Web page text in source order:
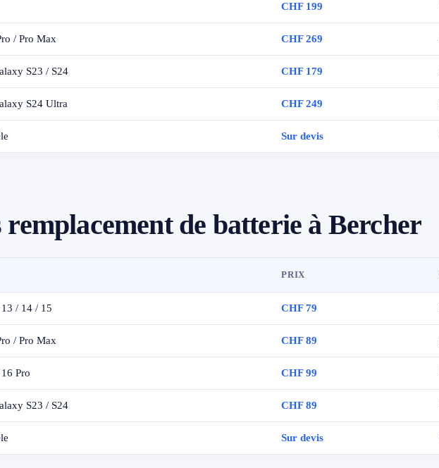
CHF 199
/ Pro Max CHF 269
S23 / S24 CHF 179
S24 Ultra CHF 249
Sur devis
de batterie à Bercher
PRIX
/ 14 / 15 CHF 79
/ Pro Max CHF 89
Pro CHF 99
S23 / S24 CHF 89
Sur devis